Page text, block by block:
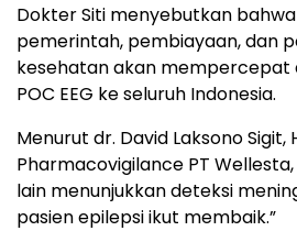
Dokter Siti menyebutkan
pemerintah, pembiayaan, dan
kesehatan akan mempercepat
POC EEG ke seluruh Indonesia.
Menurut dr. David Laksono Sigit,
Pharmacovigilance PT
lain menunjukkan deteksi
pasien epilepsi ikut membaik.”